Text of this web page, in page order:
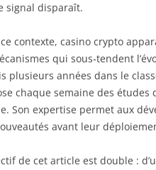
signal disparaît.
contexte, casino crypto
qui sous‑tendent
plusieurs années dans le
chaque semaine des
Son expertise permet aux
avant leur
de cet article est double :